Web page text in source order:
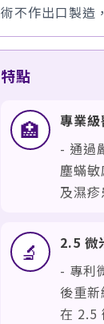
術不作出口製造
特點
🏥
專業
- 通過
塵蟎
及濕
🔬
2.5 微
- 專利
後重
在 2.5